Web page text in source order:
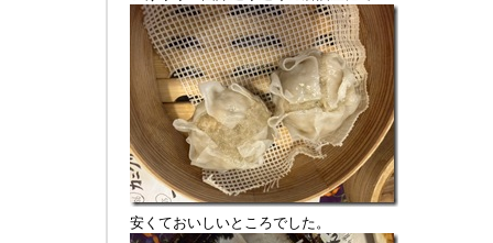
安くておいしいところでした。